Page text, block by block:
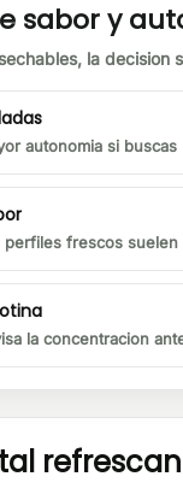
sabor y
la decision
autonomia si
perfiles frescos
la concentracion